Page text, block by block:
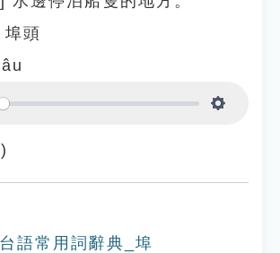
埠頭
語常用詞辭典_埠